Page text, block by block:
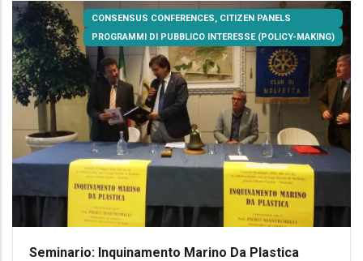
CONSENSUS CONFERENCES, CITIZEN PANELS
PROGRAMMI DI PUBBLICO INTERESSE (POLICY-MAKING)
Seminario: Inquinamento Marino Da Plastica